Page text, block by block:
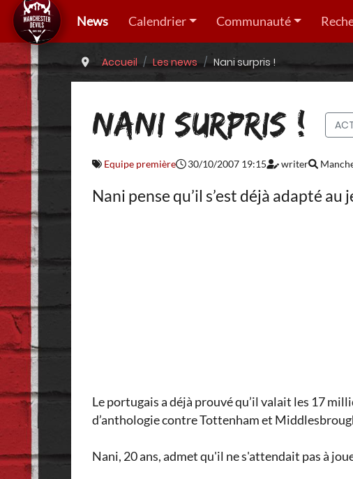
News Calendrier Communauté
Accueil Les news Nani surpris !
NANI SURPRIS !
Equipe première 30/10/2007 19:15 writer
Nani pense qu’il s’est déjà adapté
Le portugais a déjà prouvé qu’il valait les 17
d’anthologie contre Tottenham et
Nani, 20 ans, admet qu'il ne s'attendait pas à